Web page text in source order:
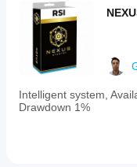
Intelligent system,
Drawdown 1%